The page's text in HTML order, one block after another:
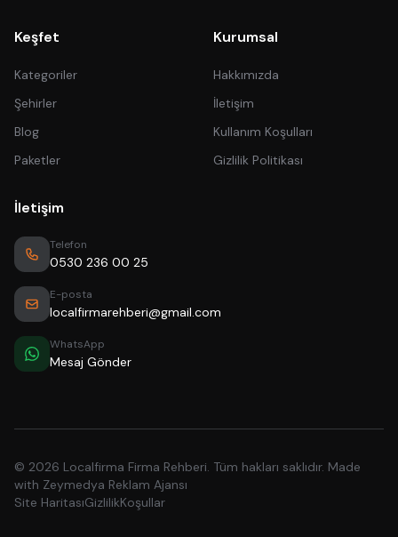
Keşfet
Kategoriler
Şehirler
Blog
Paketler
Kurumsal
Hakkımızda
İletişim
Kullanım Koşulları
Gizlilik Politikası
İletişim
Telefon
0530 236 00 25
E-posta
localfirmarehberi@gmail.com
WhatsApp
Mesaj Gönder
© 2026 Localfirma Firma Rehberi. Tüm hakları saklıdır. Made
with Zeymedya Reklam Ajansı
Site HaritasıGizlilikKoşullar